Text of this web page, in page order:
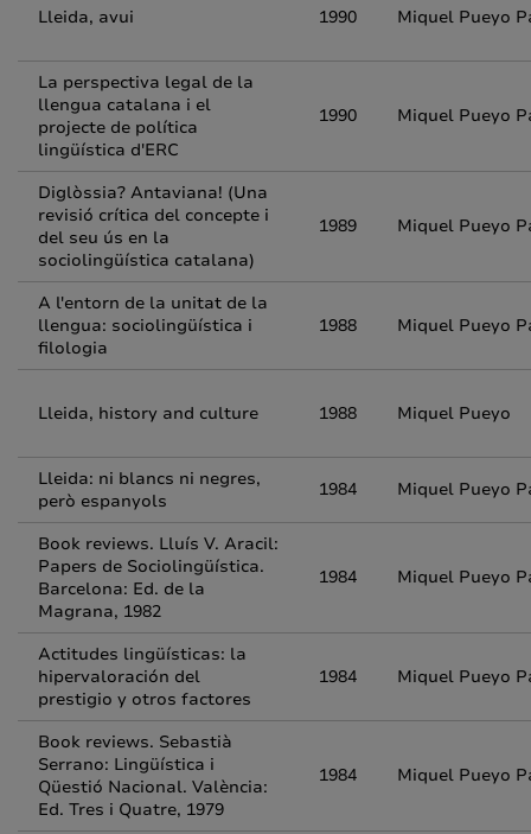
Lleida, avui 1990 Miquel Pueyo
La perspectiva legal de la
llengua catalana i el
projecte de política
lingüística d'ERC
1990 Miquel Pueyo
Diglòssia? Antaviana! (Una
revisió crítica del concepte i
del seu ús en la
sociolingüística catalana)
1989 Miquel Pueyo
A l'entorn de la unitat de la
llengua: sociolingüística i
filologia
1988 Miquel Pueyo
Lleida, history and culture 1988 Miquel Pueyo
Lleida: ni blancs ni negres,
però espanyols
1984 Miquel Pueyo
Book reviews. Lluís V. Aracil:
Papers de Sociolingüística.
Barcelona: Ed. de la
Magrana, 1982
1984 Miquel Pueyo
Actitudes lingüísticas: la
hipervaloración del
prestigio y otros factores
1984 Miquel Pueyo
Book reviews. Sebastià
Serrano: Lingüística i
Qüestió Nacional. València:
Ed. Tres i Quatre, 1979
1984 Miquel Pueyo